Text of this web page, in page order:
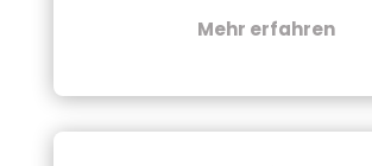
Mehr erfahren